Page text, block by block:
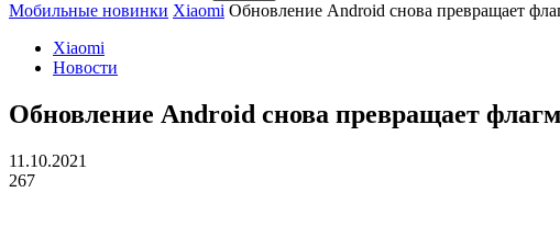
Мобильные новинки Xiaomi Обновление Android снова превращает
Xiaomi
Новости
Обновление Android снова превращает
11.10.2021
267